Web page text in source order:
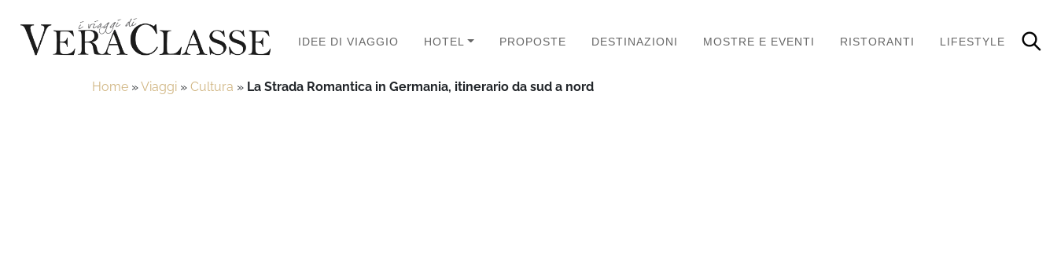
IDEE DI VIAGGIO HOTEL PROPOSTE DESTINAZIONI MOSTRE E EVENTI RISTORANTI LIFESTYLE
Home »Viaggi » Cultura » La Strada Romantica in Germania, itinerario da sud a nord